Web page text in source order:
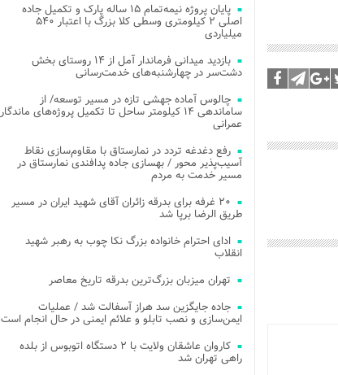
پایان پروژه نیمه‌تمام ۱۵ ساله پارک و تکمیل جاده
اصلی ۲ کیلومتری وسطی کلا بزرگ با اعتبار ۵۴۰
میلیاردی
بازدید میدانی فرماندار آمل از ۱۴ روستای بخش
دشت‌سر در چهارشنبه‌های خدمت‌رسانی
چالوس آماده جهشی تازه در مسیر توسعه/ از
ساماندهی ۱۴ کیلومتر ساحل تا تکمیل پروژه‌های ماندگار
عمرانی
رفع دغدغه تردد در نمارستاق با مقاوم‌سازی نقاط
آسیب‌پذیر محور / بهسازی جاده پدافندی نمارستاق در
مسیر خدمت به مردم
۲۰ غرفه برای بدرقه زائران آقای شهید ایران در مسیر
طریق الرضا برپا شد
ادای احترام خانواده بزرگ نکا چوب به رهبر شهید
انقلاب
تهران میزبان بزرگ‌ترین بدرقه تاریخ معاصر
جاده جایگزین سد هراز آسفالت شد / عملیات
ایمن‌سازی و نصب تابلو و علائم ایمنی در حال انجام است
کاروان عاشقان ولایت با ۲ دستگاه اتوبوس از بلده
راهی تهران شد